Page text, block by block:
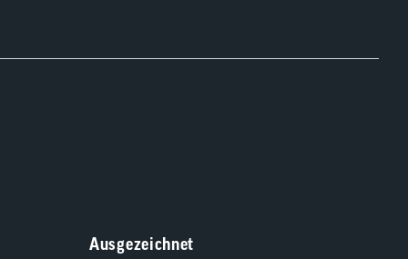
Ausgezeichnet